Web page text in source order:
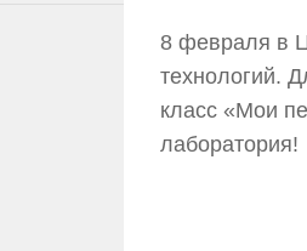
8 февраля в
технологий.
класс «Мои
лаборатория!